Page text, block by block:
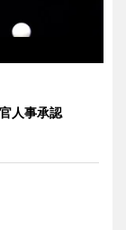
人事承認